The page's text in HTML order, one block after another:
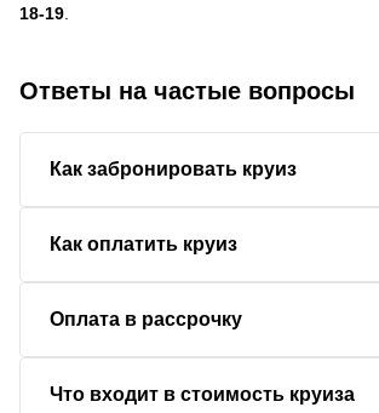
18-19
Ответы на частые вопросы
Как забронировать круиз
Как оплатить круиз
Оплата в рассрочку
Что входит в стоимость круиза